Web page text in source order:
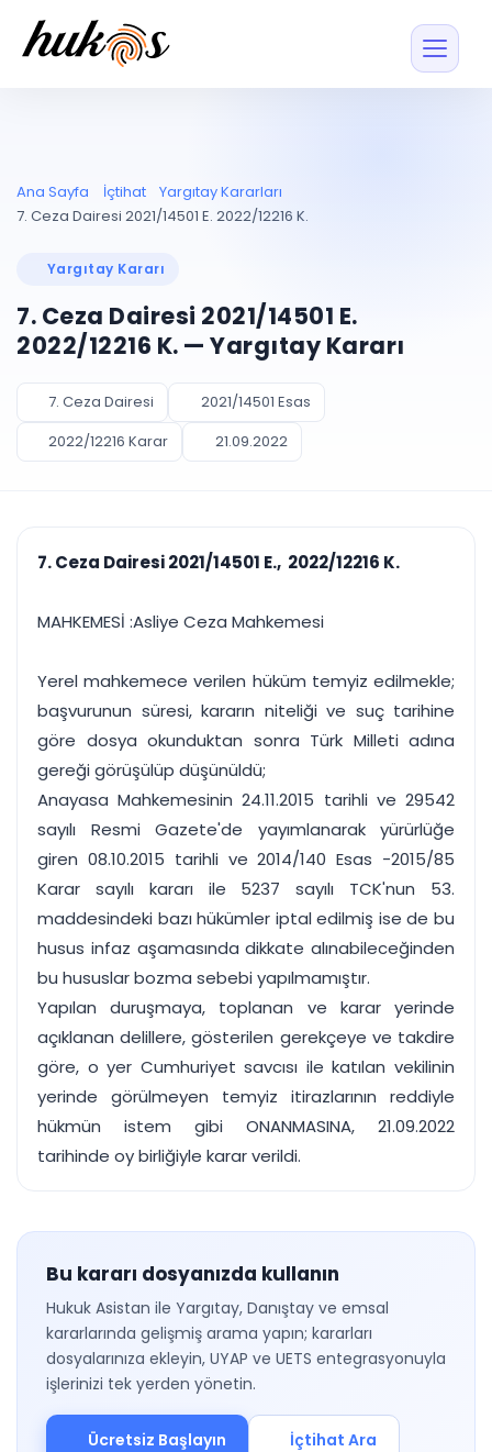
Entegrasyonu
UYAP ile otomatik
senkron
UYAP Evrak
Entegrasyonu
Evrakları tek tıkla aktarın
UETS Entegrasyonu
Tebligatları anında
Müvekkil ve taraf
Vekalet
PLANLAMA & TAKİP
Pano ve Takip
Duruşma ve görev
takvimi
Bildirim
Süreleri asla kaçırmayın
takibi
Tek panelde uçtan uca yönetim
UYAP & UETS entegrasyonundan finansa, hepsi bir arada.
Tüm özellikleri inceleyin Ücretsiz Başlayın
Blog
Ücretsiz Başlayın Giriş Yap
Ana Sayfa İçtihat
Yargıtay Kararları
7. Ceza Dairesi 2021/14501 E. 2022/12216 K.
Yargıtay Kararı
7. Ceza Dairesi 2021/14501 E.
2022/12216 K. — Yargıtay Kararı
7. Ceza Dairesi
2021/14501 Esas
2022/12216 Karar
21.09.2022
7. Ceza Dairesi 2021/14501 E., 2022/12216 K.
MAHKEMESİ :Asliye Ceza Mahkemesi
Yerel mahkemece verilen hüküm temyiz edilmekle;
başvurunun süresi, kararın niteliği ve suç tarihine
göre dosya okunduktan sonra Türk Milleti adına
gereği görüşülüp düşünüldü;
Anayasa Mahkemesinin 24.11.2015 tarihli ve 29542
sayılı Resmi Gazete'de yayımlanarak yürürlüğe
giren 08.10.2015 tarihli ve 2014/140 Esas -2015/85
Karar sayılı kararı ile 5237 sayılı TCK'nun 53.
maddesindeki bazı hükümler iptal edilmiş ise de bu
husus infaz aşamasında dikkate alınabileceğinden
bu hususlar bozma sebebi yapılmamıştır.
Yapılan duruşmaya, toplanan ve karar yerinde
açıklanan delillere, gösterilen gerekçeye ve takdire
göre, o yer Cumhuriyet savcısı ile katılan vekilinin
yerinde görülmeyen temyiz itirazlarının reddiyle
hükmün istem gibi ONANMASINA, 21.09.2022
tarihinde oy birliğiyle karar verildi.
Bu kararı dosyanızda kullanın
Hukuk Asistan ile Yargıtay, Danıştay ve emsal
kararlarında gelişmiş arama yapın; kararları
dosyalarınıza ekleyin, UYAP ve UETS entegrasyonuyla
işlerinizi tek yerden yönetin.
Ücretsiz Başlayın İçtihat Ara